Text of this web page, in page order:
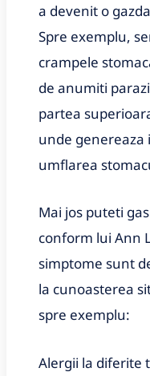
a devenit o
Spre exemplu,
crampele
de anumiti
partea
unde genereaza
umflarea
Mai jos puteti
conform lui Ann
simptome sunt
la cunoasterea
spre exemplu:
Alergii la diferite